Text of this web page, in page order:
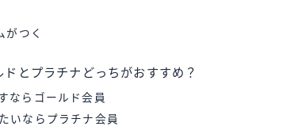
がつく
ドとプラチナどっちがおすすめ？
ならゴールド会員
いならプラチナ会員